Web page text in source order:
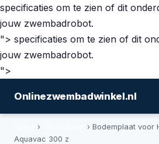
specificaties om te zien of dit
jouw zwembadrobot.
"> specificaties om te zien of dit
jouw zwembadrobot.
">
Onlinezwembadwinkel.nl
›
› Bodemplaat voor
Aquavac 300 z